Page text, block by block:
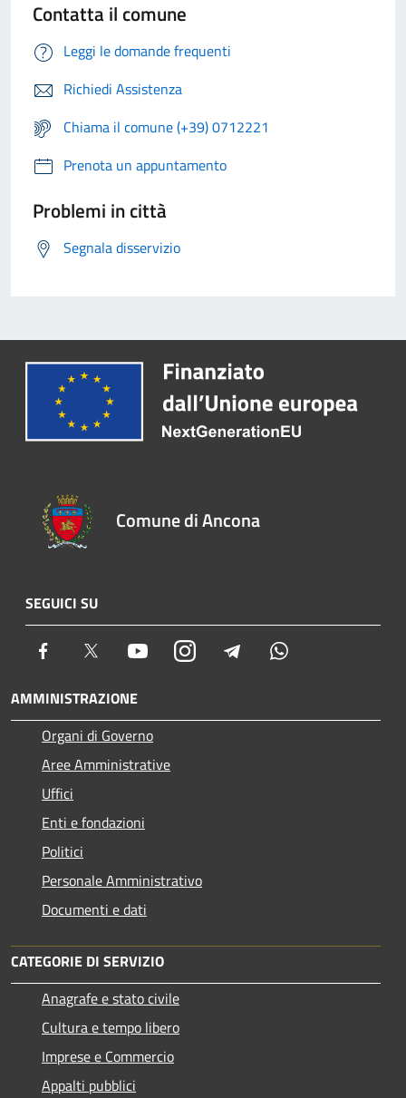
Contatta il comune
Leggi le domande frequenti
Richiedi Assistenza
Chiama il comune (+39) 0712221
Prenota un appuntamento
Problemi in città
Segnala disservizio
Comune di Ancona
SEGUICI SU
Facebook Twitter YoutubeInstagram Telegram
AMMINISTRAZIONE
Organi di Governo
Aree Amministrative
Uffici
Enti e fondazioni
Politici
Personale Amministrativo
Documenti e dati
CATEGORIE DI SERVIZIO
Anagrafe e stato civile
Cultura e tempo libero
Imprese e Commercio
Appalti pubblici